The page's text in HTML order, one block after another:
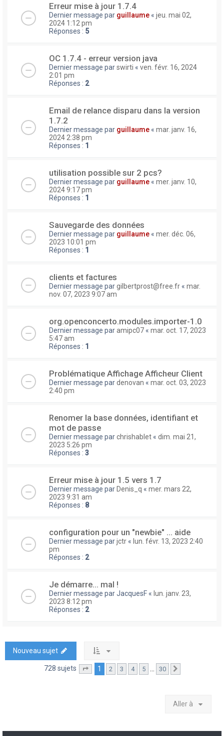
Erreur mise à jour 1.7.4
Dernier message par guillaume « jeu. mai 02,
2024 1:12 pm
Réponses : 5
OC 1.7.4 - erreur version java
Dernier message parswirti « ven. févr. 16, 2024
2:01 pm
Réponses : 2
Email de relance disparu dans la version
1.7.2
Dernier message par guillaume « mar. janv. 16,
2024 2:38 pm
Réponses : 1
utilisation possible sur 2 pcs?
Dernier message par guillaume « mer. janv. 10,
2024 9:17 pm
Réponses : 1
Sauvegarde des données
Dernier message par guillaume « mer. déc. 06,
2023 10:01 pm
Réponses : 1
clients et factures
Dernier message pargilbertprost@free.fr « mar.
nov. 07, 2023 9:07 am
org.openconcerto.modules.importer-1.0
Dernier message paramipc07 « mar. oct. 17, 2023
5:47 am
Réponses : 1
Problématique Affichage Afficheur Client
Dernier message pardenovan « mar. oct. 03, 2023
2:40 pm
Renomer la base données, identifiant et
mot de passe
Dernier message parchrishablet « dim. mai 21,
2023 5:26 pm
Réponses : 3
Erreur mise à jour 1.5 vers 1.7
Dernier message par Denis_q « mer. mars 22,
2023 9:31 am
Réponses : 8
configuration pour un "newbie" ... aide
Dernier message parjctr « lun. févr. 13, 2023 2:40
pm
Réponses : 2
Je démarre... mal !
Dernier message parJacquesF « lun. janv. 23,
2023 8:12 pm
Réponses : 2
Nouveau sujet
728 sujets Page sur30
1 2 3 4 5 … 30
Aller à